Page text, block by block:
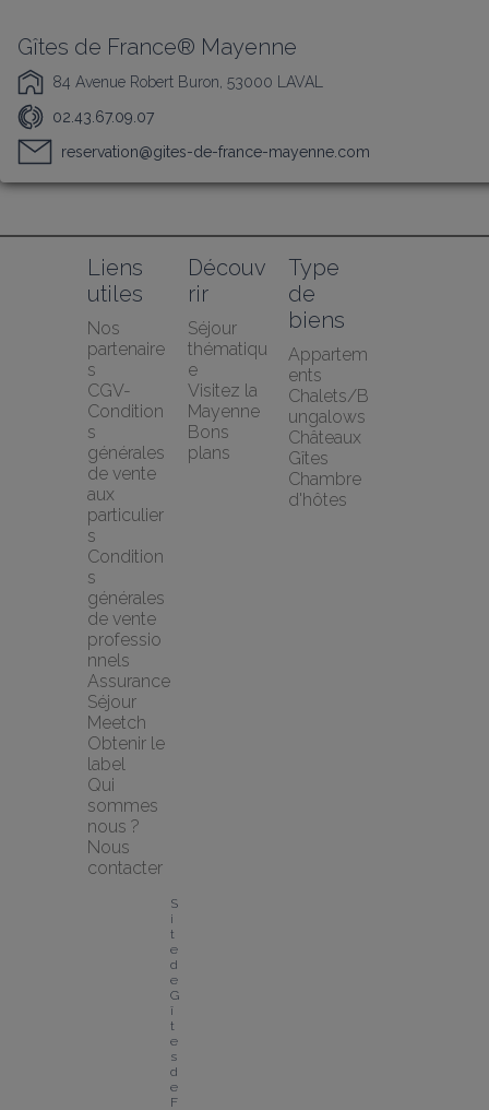
Gîtes de France® Mayenne
84 Avenue Robert Buron, 53000 LAVAL
02.43.67.09.07
reservation@gites-de-france-mayenne.com
Liens
utiles
Nos
partenaire
s
CGV-
Condition
s
générales
de vente
aux
particulier
s
Condition
s
générales
de vente
professio
nnels
Assurance
Séjour
Meetch
Obtenir le
label
Qui
sommes
nous ?
Nous
contacter
Découv
rir
Séjour
thématiqu
e
Visitez la
Mayenne
Bons
plans
Type
de
biens
Appartem
ents
Chalets/B
ungalows
Châteaux
Gîtes
Chambre
d'hôtes
S
i
t
e
d
e
G
î
t
e
s
d
e
F